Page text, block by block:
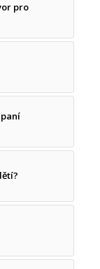
pro